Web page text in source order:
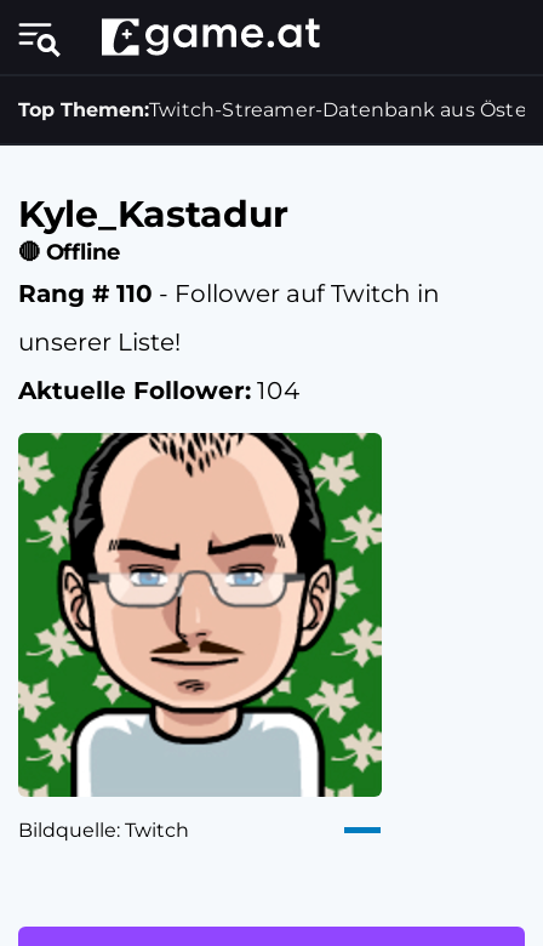
Top Themen:Twitch-Streamer-Datenbank aus
Kyle_Kastadur
🔴 Offline
Rang # 110 - Follower auf Twitch in
unserer Liste!
Aktuelle Follower: 104
Bildquelle: Twitch